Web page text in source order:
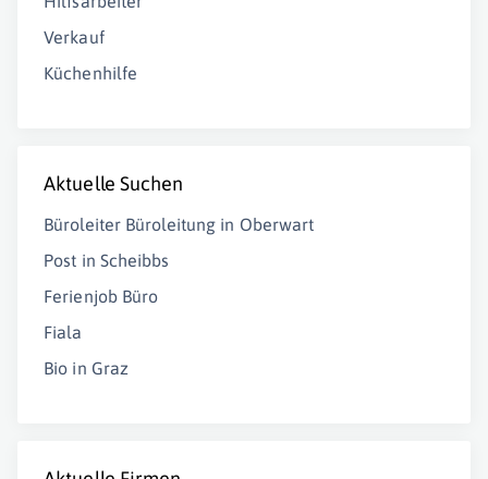
Verkauf
Küchenhilfe
Aktuelle Suchen
Büroleiter Büroleitung in Oberwart
Post in Scheibbs
Ferienjob Büro
Fiala
Bio in Graz